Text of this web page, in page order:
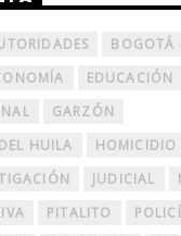
BOGOTÁ
EDUCACIÓN
GARZÓN
HUILA
HOMICIDIO
JUDICIAL
PITALITO